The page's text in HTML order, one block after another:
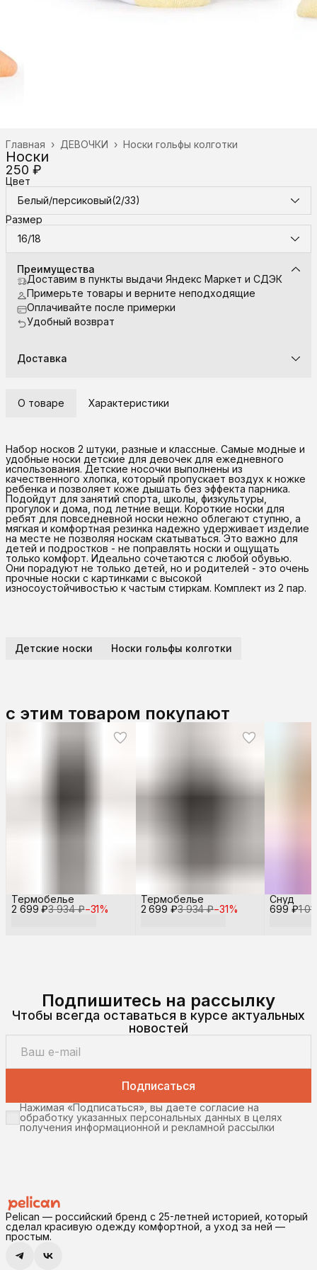
Носки гольфы колготки
ДЕВОЧКИ ›
Главная ›
Носки
250 ₽
Цвет
Белый/персиковый(2/33)
Размер
16/18
Преимущества
Доставим в пункты выдачи Яндекс Маркет и СДЭК
Примерьте товары и верните неподходящие
Оплачивайте после примерки
Удобный возврат
Доставка
О товаре Характеристики
Набор носков 2 штуки, разные и классные. Самые модные и
удобные носки детские для девочек для ежедневного
использования. Детские носочки выполнены из
качественного хлопка, который пропускает воздух к ножке
ребенка и позволяет коже дышать без эффекта парника.
Подойдут для занятий спорта, школы, физкультуры,
прогулок и дома, под летние вещи. Короткие носки для
ребят для повседневной носки нежно облегают ступню, а
мягкая и комфортная резинка надежно удерживает изделие
на месте не позволяя носкам скатываться. Это важно для
детей и подростков - не поправлять носки и ощущать
только комфорт. Идеально сочетаются с любой обувью.
Они порадуют не только детей, но и родителей - это очень
прочные носки с картинками с высокой
износоустойчивостью к частым стиркам. Комплект из 2 пар.
Детские носки Носки гольфы колготки
с этим товаром покупают
2 699 ₽3 934 ₽−31%
Термобелье
2 699 ₽3 934 ₽−31%
Термобелье
699 ₽1
Снуд
Подпишитесь на рассылку
Чтобы всегда оставаться в курсе актуальных
новостей
Подписаться
Нажимая «Подписаться», вы даете согласие на
обработку указанных персональных данных в целях
получения информационной и рекламной рассылки
Pelican — российский бренд с 25-летней историей, который
сделал красивую одежду комфортной, а уход за ней —
простым.